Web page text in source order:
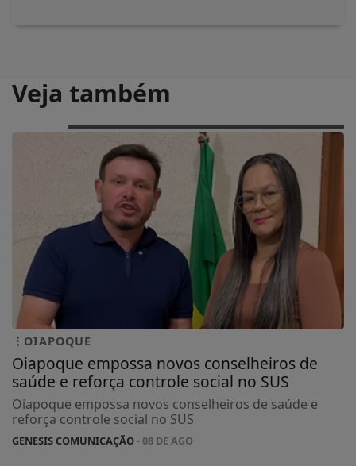
Veja também
OIAPOQUE
Oiapoque empossa novos conselheiros de
saúde e reforça controle social no SUS
Oiapoque empossa novos conselheiros de saúde e
reforça controle social no SUS
GENESIS COMUNICAÇÃO- 08 DE AGO